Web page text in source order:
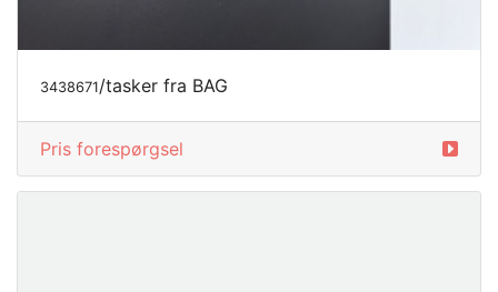
3438671/tasker fra BAG
Pris forespørgsel